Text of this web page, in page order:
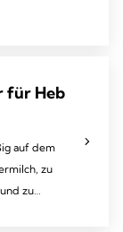
für Heb
auf dem
zu
zu